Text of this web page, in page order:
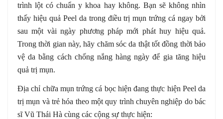
trình lột có chuẩn y khoa hay không. Bạn sẽ không nhìn
thấy hiệu quả Peel da trong điều trị mụn trứng cá ngay bởi
sau một vài ngày phương pháp mới phát huy hiệu quả.
Trong thời gian này, hãy chăm sóc da thật tốt đồng thời bảo
vệ da bằng cách chống nắng hàng ngày để gia tăng hiệu
quả trị mụn.
Địa chỉ chữa mụn trứng cá bọc hiện đang thực hiện Peel da
trị mụn và trẻ hóa theo một quy trình chuyên nghiệp do bác
sĩ Vũ Thái Hà cùng các cộng sự thực hiện: